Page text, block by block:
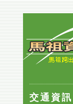
交通資訊